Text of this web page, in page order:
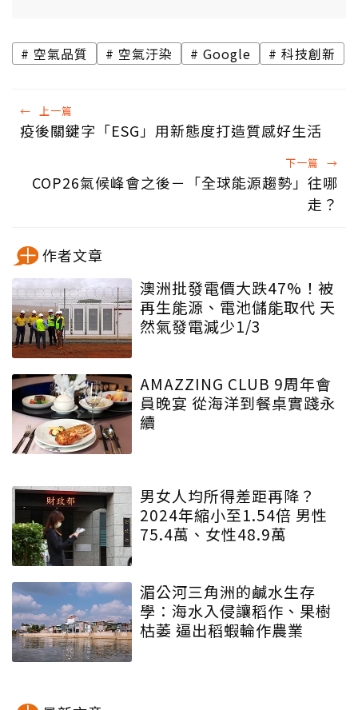
空氣品質 空氣汙染 Google 科技創新
← 上一篇
疫後關鍵字「ESG」用新態度打造質感好生活
下一篇 →
COP26氣候峰會之後－「全球能源趨勢」往哪
走？
作者文章
澳洲批發電價大跌47%！被
再生能源、電池儲能取代 天
然氣發電減少1/3
AMAZZING CLUB 9周年會
員晚宴 從海洋到餐桌實踐永
續
男女人均所得差距再降？
2024年縮小至1.54倍 男性
75.4萬、女性48.9萬
湄公河三角洲的鹹水生存
學：海水入侵讓稻作、果樹
枯萎 逼出稻蝦輪作農業